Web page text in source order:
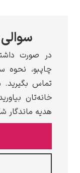
در صورت
چاپبو، نحوه
تماس بگیرید.
خانه‌تان
هدیه ماندگار